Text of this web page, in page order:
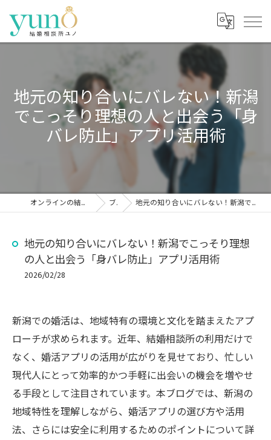
地元の知り合いにバレない！新潟
でこっそり理想の人と出会う「身
バレ防止」アプリ活用術
オンラインの結婚相談所なら結婚相談所ユノ ブログ 地元の知り合いにバレない！新潟でこっそり理想の人と出会う「身バレ防止」アプリ活用術
地元の知り合いにバレない！新潟でこっそり理想
の人と出会う「身バレ防止」アプリ活用術
2026/02/28
新潟での婚活は、地域特有の環境と文化を踏まえたアプ
ローチが求められます。近年、結婚相談所の利用だけで
なく、婚活アプリの活用が広がりを見せており、忙しい
現代人にとって効率的かつ手軽に出会いの機会を増やせ
る手段として注目されています。本ブログでは、新潟の
地域特性を理解しながら、婚活アプリの選び方や活用
法、さらには安全に利用するためのポイントについて詳